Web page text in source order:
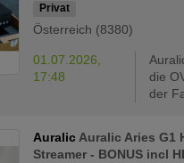
Privat
Österreich (8380)
01.07.2026,
17:48
die
der
Auralic Auralic Aries G1
Streamer - BONUS incl